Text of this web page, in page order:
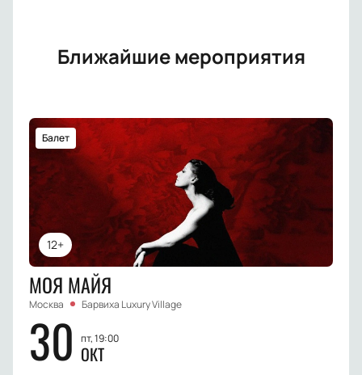
Ближайшие мероприятия
12+
Балет
МОЯ МАЙЯ
Москва Барвиха Luxury Village
30 пт, 19:00
ОКТ